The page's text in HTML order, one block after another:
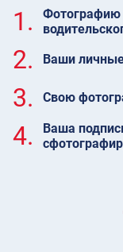
1.
Фотографию
2. Ваши
3. Свою
4.
Ваша